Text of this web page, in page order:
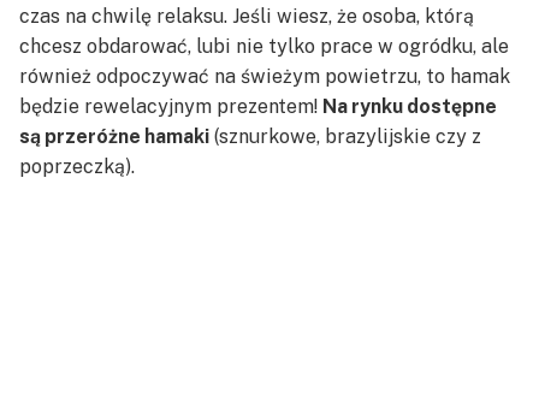
czas na chwilę relaksu. Jeśli wiesz, że osoba, którą
chcesz obdarować, lubi nie tylko prace w ogródku, ale
również odpoczywać na świeżym powietrzu, to hamak
będzie rewelacyjnym prezentem! Na rynku dostępne
są przeróżne hamaki (sznurkowe, brazylijskie czy z
poprzeczką).